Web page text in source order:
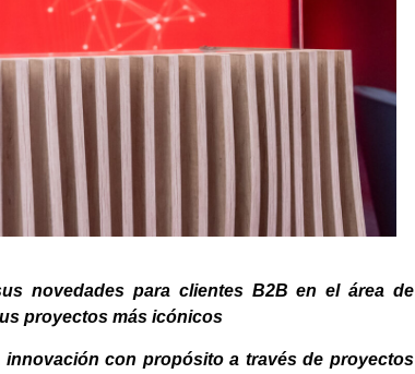
novedades para clientes B2B en el área de
proyectos más icónicos
con propósito a través de proyectos